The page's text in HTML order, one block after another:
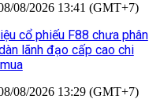
08/2026 13:41 (GMT+7)
cổ phiếu F88 chưa phân
lãnh đạo cấp cao chi
08/2026 13:29 (GMT+7)